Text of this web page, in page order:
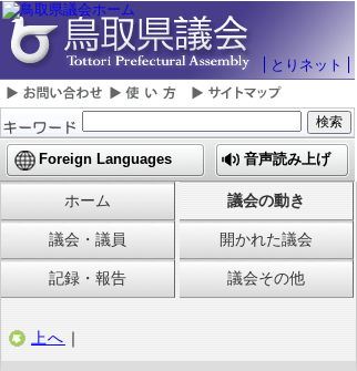
とりネット
Foreign Languages 音声読み上げ
ホーム 議会の動き
議会・議員 開かれた議会
記録・報告 議会その他
上へ ｜